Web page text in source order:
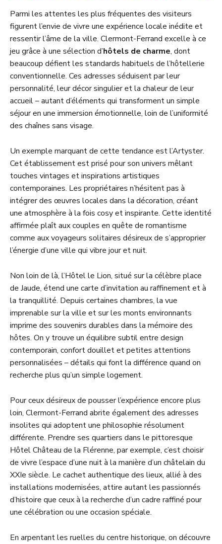
Parmi les attentes les plus fréquentes des visiteurs
figurent l’envie de vivre une expérience locale inédite et
ressentir l’âme de la ville. Clermont-Ferrand excelle à ce
jeu grâce à une sélection d’hôtels de charme, dont
beaucoup défient les standards habituels de l’hôtellerie
conventionnelle. Ces adresses séduisent par leur
personnalité, leur décor singulier et la chaleur de leur
accueil – autant d’éléments qui transforment un simple
séjour en une immersion émotionnelle, loin de l’uniformité
des chaînes sans visage.
Un exemple marquant de cette tendance est l’Artyster.
Cet établissement est prisé pour son univers mêlant
touches vintages et inspirations artistiques
contemporaines. Les propriétaires n’hésitent pas à
intégrer des œuvres locales dans la décoration, créant
une atmosphère à la fois cosy et inspirante. Cette identité
affirmée plaît aux couples en quête de romantisme
comme aux voyageurs solitaires désireux de s’approprier
l’énergie d’une ville qui vibre jour et nuit.
Non loin de là, l’Hôtel le Lion, situé sur la célèbre place
de Jaude, étend une carte d’invitation au raffinement et à
la tranquillité. Depuis certaines chambres, la vue
imprenable sur la ville et sur les monts environnants
imprime des souvenirs durables dans la mémoire des
hôtes. On y trouve un équilibre subtil entre design
contemporain, confort douillet et petites attentions
personnalisées – détails qui font la différence quand on
recherche plus qu’un simple logement.
Pour ceux désireux de pousser l’expérience encore plus
loin, Clermont-Ferrand abrite également des adresses
insolites qui adoptent une philosophie résolument
différente. Prendre ses quartiers dans le pittoresque
Hôtel Château de la Flérenne, par exemple, c’est choisir
de vivre l’espace d’une nuit à la manière d’un châtelain du
XXIe siècle. Le cachet authentique des lieux, allié à des
installations modernisées, attire autant les passionnés
d’histoire que ceux à la recherche d’un cadre raffiné pour
une célébration ou une occasion spéciale.
En arpentant les ruelles du centre historique, on découvre